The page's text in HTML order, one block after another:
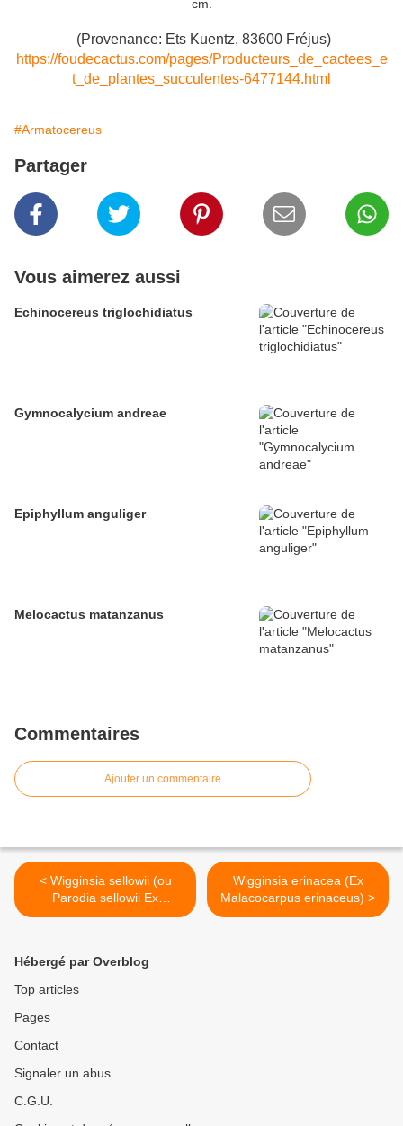
cm.
(Provenance: Ets Kuentz, 83600 Fréjus)
https://foudecactus.com/pages/Producteurs_de_cactees_e
t_de_plantes_succulentes-6477144.html
#Armatocereus
Partager
Vous aimerez aussi
Echinocereus triglochidiatus
Gymnocalycium andreae
Epiphyllum anguliger
Melocactus matanzanus
Commentaires
Ajouter un commentaire
< Wigginsia sellowii (ou
Parodia sellowii Ex
Wigginsia sessiliflora)
Wigginsia erinacea (Ex
Malacocarpus erinaceus) >
Hébergé par Overblog
Top articles
Pages
Contact
Signaler un abus
C.G.U.